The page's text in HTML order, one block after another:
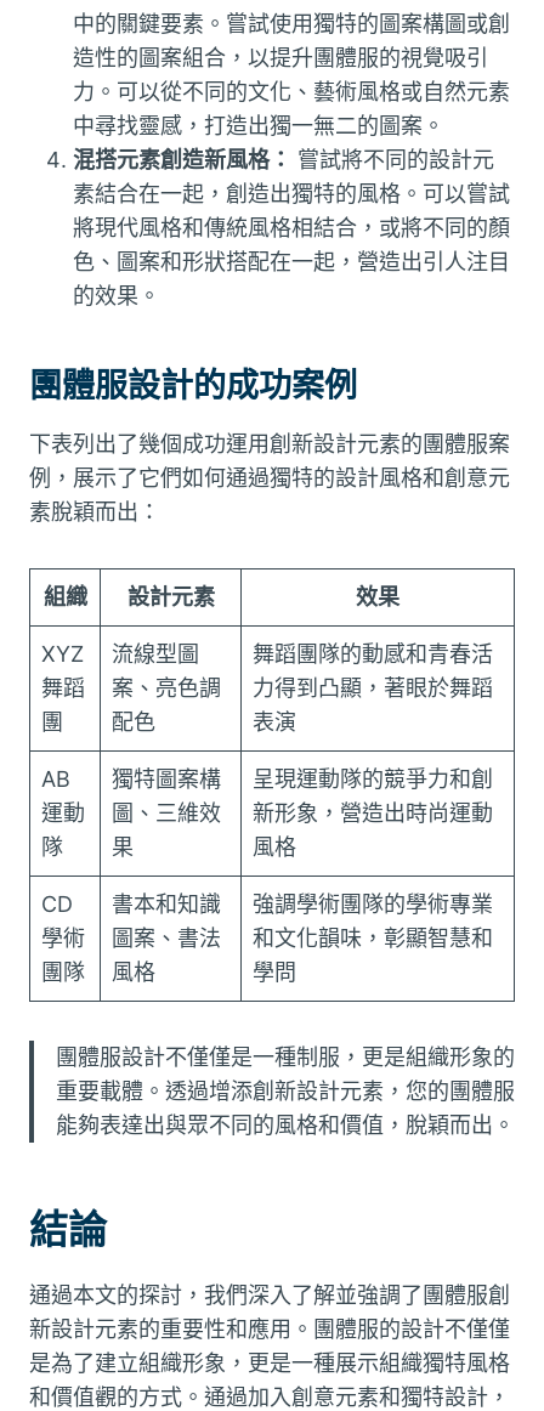
中的關鍵要素。嘗試使用獨特的圖案構圖或創
造性的圖案組合，以提升團體服的視覺吸引
力。可以從不同的文化、藝術風格或自然元素
中尋找靈感，打造出獨一無二的圖案。
混搭元素創造新風格：
嘗試將不同的設計元
素結合在一起，創造出獨特的風格。可以嘗試
將現代風格和傳統風格相結合，或將不同的顏
色、圖案和形狀搭配在一起，營造出引人注目
的效果。
團體服設計的成功案例
下表列出了幾個成功運用創新設計元素的團體服案
例，展示了它們如何通過獨特的設計風格和創意元
素脫穎而出：
組織 設計元素 效果
XYZ
舞蹈
團
流線型圖
案、亮色調
配色
舞蹈團隊的動感和青春活
力得到凸顯，著眼於舞蹈
表演
AB
運動
隊
獨特圖案構
圖、三維效
果
呈現運動隊的競爭力和創
新形象，營造出時尚運動
風格
CD
學術
團隊
書本和知識
圖案、書法
風格
強調學術團隊的學術專業
和文化韻味，彰顯智慧和
學問
團體服設計不僅僅是一種制服，更是組織形象的
重要載體。透過增添創新設計元素，您的團體服
能夠表達出與眾不同的風格和價值，脫穎而出。
結論
通過本文的探討，我們深入了解並強調了團體服創
新設計元素的重要性和應用。團體服的設計不僅僅
是為了建立組織形象，更是一種展示組織獨特風格
和價值觀的方式。通過加入創意元素和獨特設計，